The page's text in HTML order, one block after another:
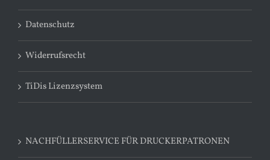
Datenschutz
Widerrufsrecht
TiDis Lizenzsystem
NACHFÜLLERSERVICE FÜR DRUCKERPATRONEN